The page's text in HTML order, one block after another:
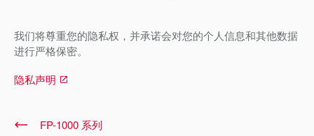
我们将尊重您的隐私权，并承诺会对您的个人信息和其他数据
进行严格保密。
隐私声明
FP-1000 系列